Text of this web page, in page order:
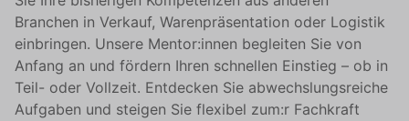
Branchen in Verkauf, Warenpräsentation oder Logistik
einbringen. Unsere Mentor:innen begleiten Sie von
Anfang an und fördern Ihren schnellen Einstieg – ob in
Teil- oder Vollzeit. Entdecken Sie abwechslungsreiche
Aufgaben und steigen Sie flexibel zum:r Fachkraft